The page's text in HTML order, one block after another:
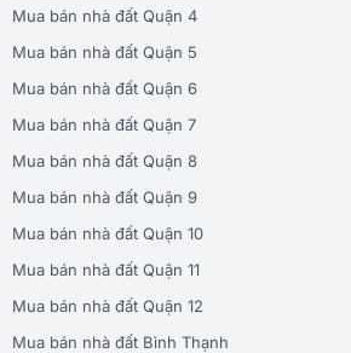
Mua bán nhà đất Quận 4
Mua bán nhà đất Quận 5
Mua bán nhà đất Quận 6
Mua bán nhà đất Quận 7
Mua bán nhà đất Quận 8
Mua bán nhà đất Quận 9
Mua bán nhà đất Quận 10
Mua bán nhà đất Quận 11
Mua bán nhà đất Quận 12
Mua bán nhà đất Bình Thạnh